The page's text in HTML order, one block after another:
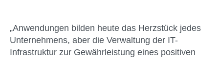
„Anwendungen bilden heute das Herzstück jedes
Unternehmens, aber die Verwaltung der IT-
Infrastruktur zur Gewährleistung eines positiven